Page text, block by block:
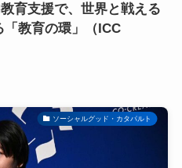
育支援で、世界と戦える
教育の環」（ICC
ソーシャルグッド・カタパルト